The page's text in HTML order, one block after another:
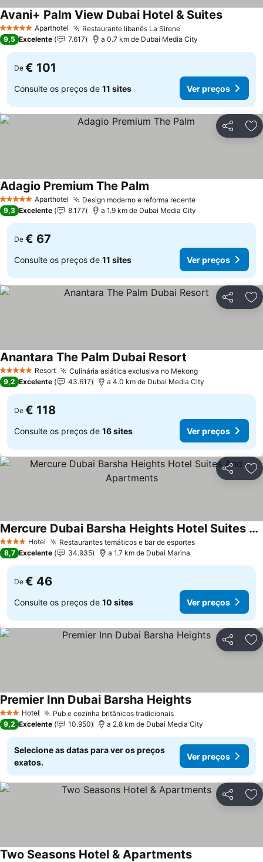
5 Estrelas Aparthotel Restaurante libanês La Sirene
Avani+ Palm View Dubai Hotel & Suites
9,5 Excelente 7.617 a 0.7 km de Dubai Media City
De € 101
Consulte os preços de 11 sites Ver preços
Partilhar
5 Estrelas Aparthotel Design moderno e reforma recente
Adagio Premium The Palm
9,3 Excelente 8.177 a 1.9 km de Dubai Media City
De € 67
Consulte os preços de 11 sites Ver preços
Partilhar
5 Estrelas Resort Culinária asiática exclusiva no Mekong
Anantara The Palm Dubai Resort
9,2 Excelente 43.617 a 4.0 km de Dubai Media City
De € 118
Consulte os preços de 16 sites Ver preços
Partilhar
4 EstrelasHotel Restaurantes temáticos e bar de esportes
Mercure Dubai Barsha Heights Hotel Suites And Apartments
8,7 Excelente 34.935 a 1.7 km de Dubai Marina
De € 46
Consulte os preços de 10 sites Ver preços
Partilhar
3 EstrelasHotel Pub e cozinha britânicos tradicionais
Premier Inn Dubai Barsha Heights
9,2 Excelente 10.950 a 2.8 km de Dubai Media City
Selecione as datas para ver os preços
exatos.
Ver preços
Partilhar
Two Seasons Hotel & Apartments